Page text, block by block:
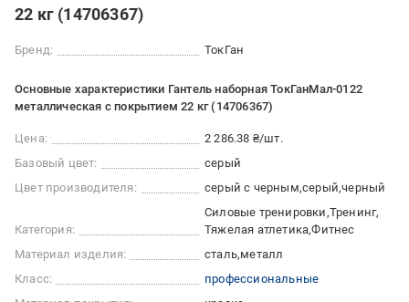
22 кг (14706367)
Бренд: ТокГан
Основные характеристики Гантель наборная ТокГанМал-0122
металлическая с покрытием 22 кг (14706367)
Цена:
2 286.38 ₴/шт.
Базовый цвет:
серый
Цвет производителя:
серый с черным серый черный
Категория:
Силовые тренировки Тренинг
Тяжелая атлетика Фитнес
Материал изделия:
сталь металл
Класс:
профессиональные